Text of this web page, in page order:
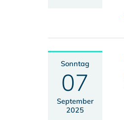
Sonntag
07
September
2025